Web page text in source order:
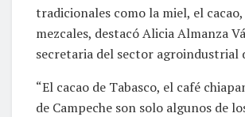
tradicionales como la miel, el
mezcales, destacó Alicia Almanza
secretaria del sector agroindustrial
“El cacao de Tabasco, el café
de Campeche son solo algunos de